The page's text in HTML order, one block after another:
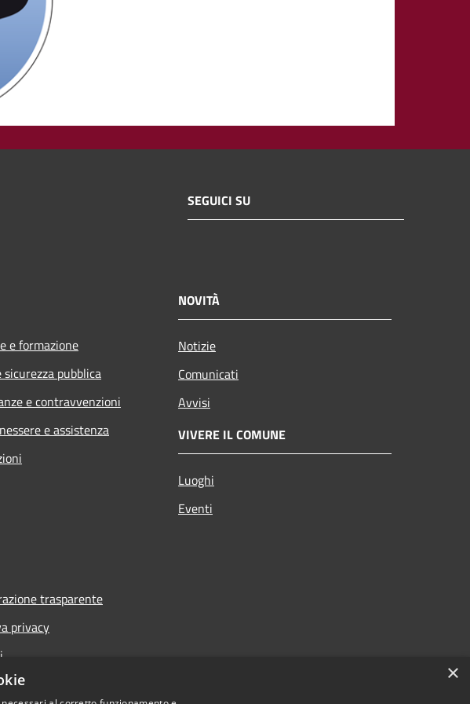
SEGUICI SU
e formazione
sicurezza pubblica
e contravvenzioni
e assistenza
NOVITÀ
Notizie
Comunicati
Avvisi
VIVERE IL COMUNE
Luoghi
Eventi
trasparente
privacy
di accessibilità
×